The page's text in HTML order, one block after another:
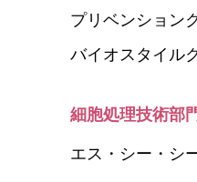
プリベンション
バイオスタイル
細胞処理技術部
エス・シー・シ